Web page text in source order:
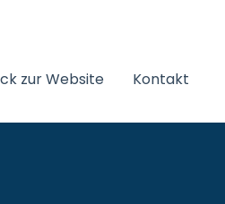
Übersetzungen anzeigen
zur Website Kontakt